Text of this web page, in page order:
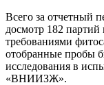
Всего за отчетный
досмотр 182
требованиями
отобранные пробы
исследования в
«ВНИИЗЖ».